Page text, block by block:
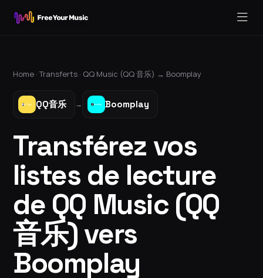
Home ·Transferts · QQ Music (QQ 音乐) → Boomplay
QQ音乐 → Boomplay
Transférez vos
listes de lecture
de QQ Music (QQ
音乐) vers
Boomplay